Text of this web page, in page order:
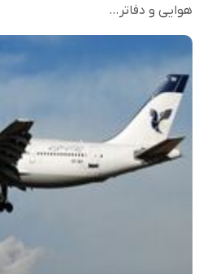
هوایی و دفاتر…